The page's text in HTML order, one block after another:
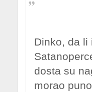
Dinko, da li
dosta su
morao